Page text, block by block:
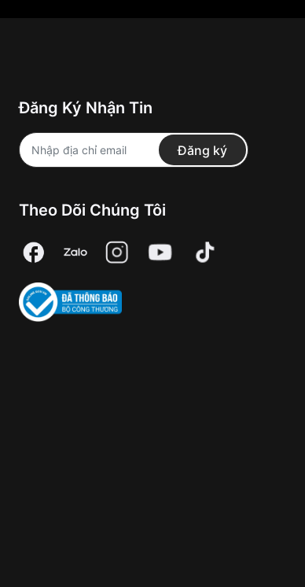
Đăng Ký Nhận Tin
Đăng ký
Theo Dõi Chúng Tôi